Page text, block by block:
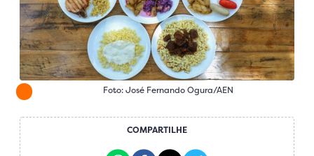
Foto: José Fernando Ogura/AEN
COMPARTILHE